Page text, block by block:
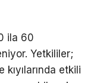
ila 60
Yetkililer;
etkili